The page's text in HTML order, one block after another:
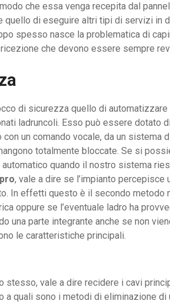
che essa venga recepita dal
di eseguire altri tipi di servizi in
spesso nasce la problematica di
che devono essere sempre
di sicurezza quello di
ladruncoli. Esso può essere dotato
un comando vocale, da un
totalmente bloccate. Se si
quando il nostro sistema
, vale a dire se l’impianto
In effetti questo è il secondo
oppure se l’eventuale ladro ha
una parte integrante anche se non
le caratteristiche principali.
vale a dire recidere i cavi
a quali sono i metodi di eliminazione